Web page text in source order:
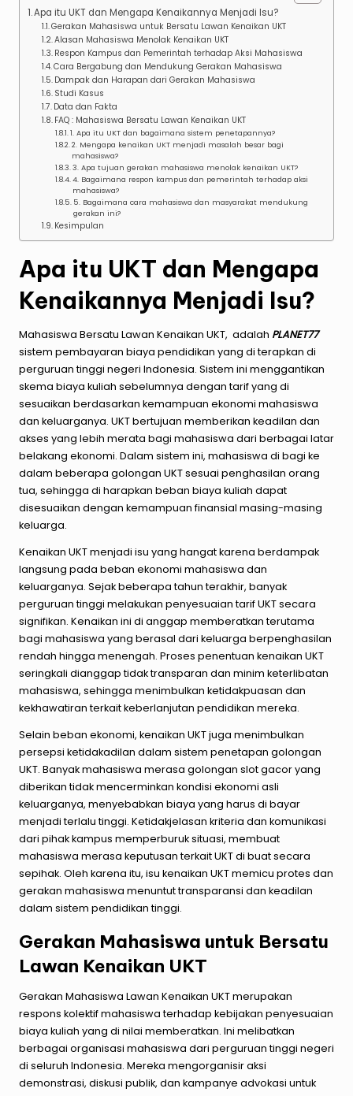
Apa itu UKT dan Mengapa Kenaikannya Menjadi Isu?
Gerakan Mahasiswa untuk Bersatu Lawan Kenaikan UKT
Alasan Mahasiswa Menolak Kenaikan UKT
Respon Kampus dan Pemerintah terhadap Aksi Mahasiswa
Cara Bergabung dan Mendukung Gerakan Mahasiswa
Dampak dan Harapan dari Gerakan Mahasiswa
Studi Kasus
Data dan Fakta
FAQ : Mahasiswa Bersatu Lawan Kenaikan UKT
1. Apa itu UKT dan bagaimana sistem penetapannya?
2. Mengapa kenaikan UKT menjadi masalah besar bagi
mahasiswa?
3. Apa tujuan gerakan mahasiswa menolak kenaikan UKT?
4. Bagaimana respon kampus dan pemerintah terhadap aksi
mahasiswa?
5. Bagaimana cara mahasiswa dan masyarakat mendukung
gerakan ini?
Kesimpulan
Apa itu UKT dan Mengapa
Kenaikannya Menjadi Isu?
Mahasiswa Bersatu Lawan Kenaikan UKT, adalah PLANET77
sistem pembayaran biaya pendidikan yang di terapkan di
perguruan tinggi negeri Indonesia. Sistem ini menggantikan
skema biaya kuliah sebelumnya dengan tarif yang di
sesuaikan berdasarkan kemampuan ekonomi mahasiswa
dan keluarganya. UKT bertujuan memberikan keadilan dan
akses yang lebih merata bagi mahasiswa dari berbagai latar
belakang ekonomi. Dalam sistem ini, mahasiswa di bagi ke
dalam beberapa golongan UKT sesuai penghasilan orang
tua, sehingga di harapkan beban biaya kuliah dapat
disesuaikan dengan kemampuan finansial masing-masing
keluarga.
Kenaikan UKT menjadi isu yang hangat karena berdampak
langsung pada beban ekonomi mahasiswa dan
keluarganya. Sejak beberapa tahun terakhir, banyak
perguruan tinggi melakukan penyesuaian tarif UKT secara
signifikan. Kenaikan ini di anggap memberatkan terutama
bagi mahasiswa yang berasal dari keluarga berpenghasilan
rendah hingga menengah. Proses penentuan kenaikan UKT
seringkali dianggap tidak transparan dan minim keterlibatan
mahasiswa, sehingga menimbulkan ketidakpuasan dan
kekhawatiran terkait keberlanjutan pendidikan mereka.
Selain beban ekonomi, kenaikan UKT juga menimbulkan
persepsi ketidakadilan dalam sistem penetapan golongan
UKT. Banyak mahasiswa merasa golongan slotgacoryang
diberikan tidak mencerminkan kondisi ekonomi asli
keluarganya, menyebabkan biaya yang harus di bayar
menjadi terlalu tinggi. Ketidakjelasan kriteria dan komunikasi
dari pihak kampus memperburuk situasi, membuat
mahasiswa merasa keputusan terkait UKT di buat secara
sepihak. Oleh karena itu, isu kenaikan UKT memicu protes dan
gerakan mahasiswa menuntut transparansi dan keadilan
dalam sistem pendidikan tinggi.
Gerakan Mahasiswa untuk Bersatu
Lawan Kenaikan UKT
Gerakan Mahasiswa Lawan Kenaikan UKT merupakan
respons kolektif mahasiswa terhadap kebijakan penyesuaian
biaya kuliah yang di nilai memberatkan. Ini melibatkan
berbagai organisasi mahasiswa dari perguruan tinggi negeri
di seluruh Indonesia. Mereka mengorganisir aksi
demonstrasi, diskusi publik, dan kampanye advokasi untuk